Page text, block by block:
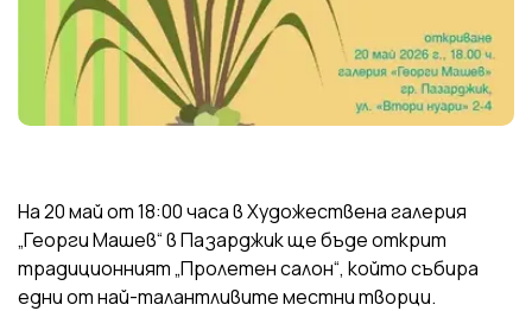
На 20 май от 18:00 часа в Художествена галерия
„Георги Машев“ в Пазарджик ще бъде открит
традиционният „Пролетен салон“, който събира
едни от най-талантливите местни творци.